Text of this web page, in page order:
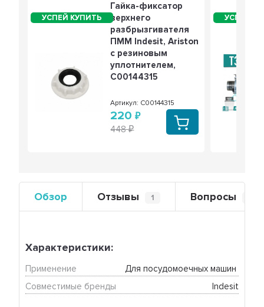
Гайка-фиксатор
верхнего
разбрызгивателя
ПММ Indesit, Ariston
с резиновым
уплотнителем,
C00144315
Артикул: C00144315
220
448
Обзор Отзывы 1 Вопросы
Характеристики:
Применение
Для посудомоечных машин
Совместимые бренды
Indesit